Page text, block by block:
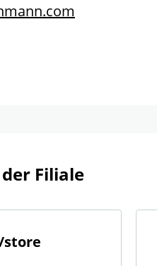
Filiale
store